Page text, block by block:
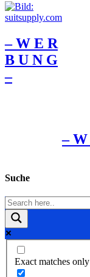
– W Ε R
Β U Ν G
–
–
Suche
Exact matches only